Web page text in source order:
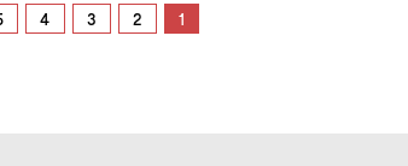
1
2
3
4